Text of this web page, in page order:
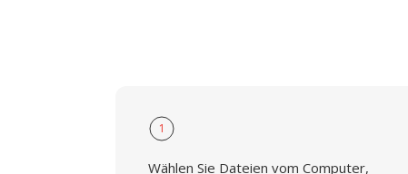
1
Wählen Sie Dateien vom Computer,